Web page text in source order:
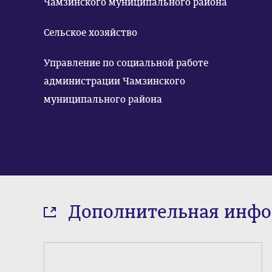
Сельское хозяйство
Управление по социальной работе
администрации Чамзинского
муниципального района
Дополнительная